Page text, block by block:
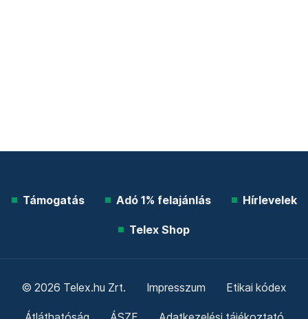
Támogatás Adó 1% felajánlás Hírlevelek
Telex Shop
© 2026 Telex.hu Zrt. Impresszum Etikai kódex